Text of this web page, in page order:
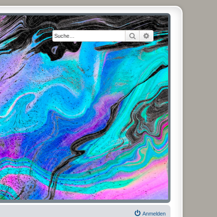
Suche Erweiterte Suche
Anmelden